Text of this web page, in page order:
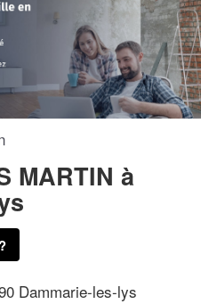
MARTIN à
Dammarie-les-lys